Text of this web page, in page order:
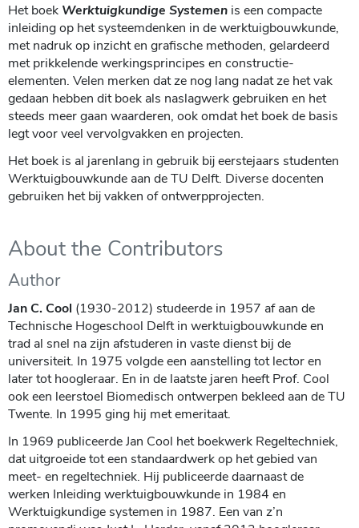
Het boek Werktuigkundige Systemen is een compacte
inleiding op het systeemdenken in de werktuigbouwkunde,
met nadruk op inzicht en grafische methoden, gelardeerd
met prikkelende werkingsprincipes en constructie-
elementen. Velen merken dat ze nog lang nadat ze het vak
gedaan hebben dit boek als naslagwerk gebruiken en het
steeds meer gaan waarderen, ook omdat het boek de basis
legt voor veel vervolgvakken en projecten.
Het boek is al jarenlang in gebruik bij eerstejaars studenten
Werktuigbouwkunde aan de TU Delft. Diverse docenten
gebruiken het bij vakken of ontwerp­projecten.
About the Contributors
Author
Jan C. Cool (1930-2012) studeerde in 1957 af aan de
Technische Hogeschool Delft in werktuigbouwkunde en
trad al snel na zijn afstuderen in vaste dienst bij de
universiteit. In 1975 volgde een aanstelling tot lector en
later tot hoogleraar. En in de laatste jaren heeft Prof. Cool
ook een leerstoel Biomedisch ontwerpen bekleed aan de TU
Twente. In 1995 ging hij met emeritaat.
In 1969 publiceerde Jan Cool het boekwerk Regeltechniek,
dat uitgroeide tot een standaardwerk op het gebied van
meet- en regeltechniek. Hij publiceerde daarnaast de
werken Inleiding werktuigbouwkunde in 1984 en
Werktuigkundige systemen in 1987. Een van z’n